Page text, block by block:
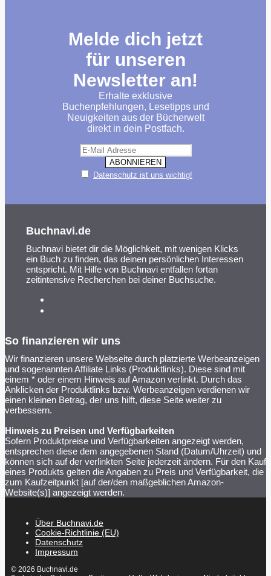
Melde dich jetzt
für unseren
Newsletter an!
Erhalte exklusive
Buchenpfehlungen, Lesetipps und
Neuigkeiten aus der Bücherwelt
direkt in dein Postfach.
Datenschutz ist uns wichtig!
Buchnavi.de
Buchnavi bietet dir die Möglichkeit, mit wenigen Klicks
ein Buch zu finden, das deinen persönlichen Interessen
entspricht. Mit Hilfe von Buchnavi entfallen fortan
zeitintensive Recherchen bei deiner Buchsuche.
So finanzieren wir uns
Wir finanzieren unsere Webseite durch platzierte Werbeanzeigen
und sogenannten Affiliate Links (Produktlinks). Diese sind mit
einem * oder einem Hinweis auf Amazon verlinkt. Durch das
Anklicken der Produktlinks bzw. Werbeanzeigen verdienen wir
einen kleinen Betrag, der uns hilft, diese Seite weiter zu
verbessern.
Hinweis zu Preisen und Verfügbarkeiten
Sofern Produktpreise und Verfügbarkeiten angezeigt werden,
entsprechen diese dem angegebenen Stand (Datum/Uhrzeit) und
können sich auf der verlinkten Seite jederzeit ändern. Für den Kauf
eines Produkts gelten die Angaben zu Preis und Verfügbarkeit, die
zum Kaufzeitpunkt [auf der/den maßgeblichen Amazon-
Website(s)] angezeigt werden.
Über Buchnavi.de
Cookie-Richtlinie (EU)
Datenschutz
Impressum
© 2026 Buchnavi.de